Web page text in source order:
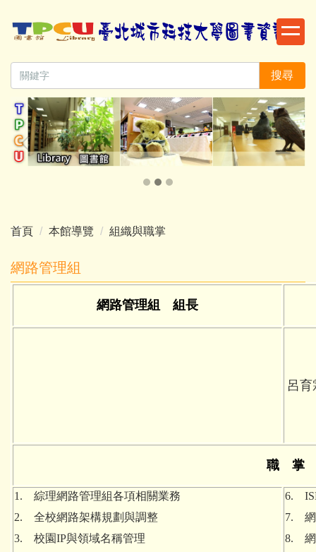
到
要
區
搜尋
首頁 本館導覽 組織與職掌
網路管理組
網路管理組 組長
呂
職 掌
1. 綜理網路管理組各項相關業務
2. 全校網路架構規劃與調整
3. 校園IP與領域名稱管理
6.
7. 網
8. 網